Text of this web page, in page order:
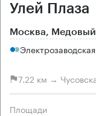
Улей Плаза
Москва, Медовый
7.22 км →
Площади